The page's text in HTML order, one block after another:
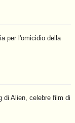
per l'omicidio della
di Alien, celebre film di